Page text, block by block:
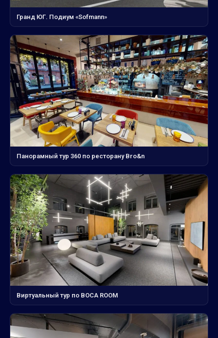
Гранд ЮГ. Подиум «Sofmann»
Панорамный тур 360 по ресторану Bro&n
Виртуальный тур по BOCA ROOM